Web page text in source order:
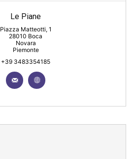
Le Piane
Piazza Matteotti, 1
28010 Boca
Novara
Piemonte
+39 3483354185